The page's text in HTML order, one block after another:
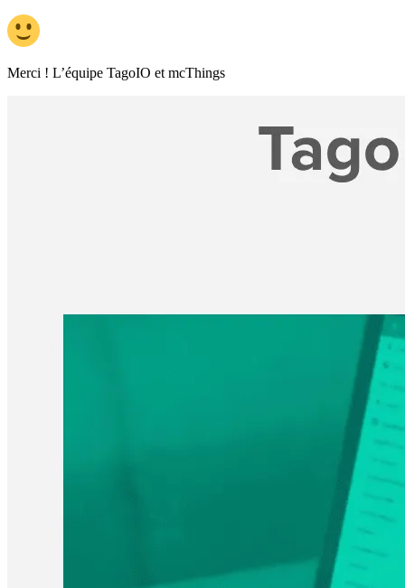
Merci ! L’équipe TagoIO et mcThings